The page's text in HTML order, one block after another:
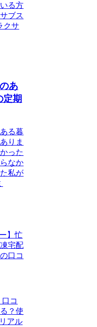
る方
ブス
クサ
あ
定期
る暮
りま
った
なか
私が
】忙
宅配
口コ
口コ
？使
アル